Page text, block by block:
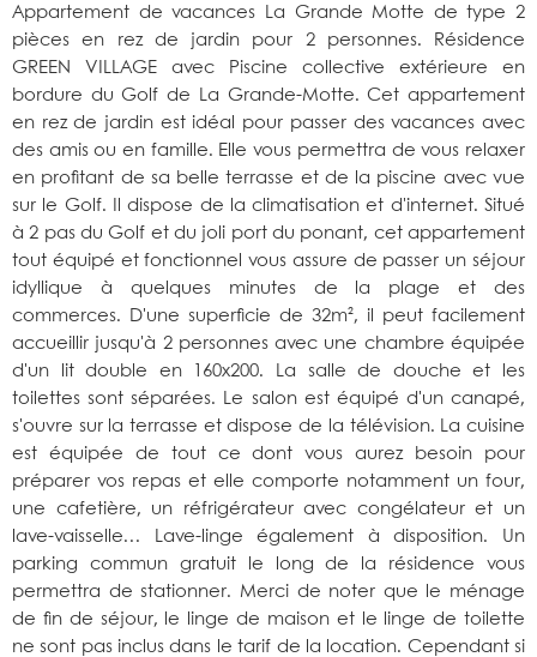
Appartement de vacances La Grande Motte de type 2
pièces en rez de jardin pour 2 personnes. Résidence
GREEN VILLAGE avec Piscine collective extérieure en
bordure du Golf de La Grande-Motte. Cet appartement
en rez de jardin est idéal pour passer des vacances avec
des amis ou en famille. Elle vous permettra de vous relaxer
en profitant de sa belle terrasse et de la piscine avec vue
sur le Golf. Il dispose de la climatisation et d'internet. Situé
à 2 pas du Golf et du joli port du ponant, cet appartement
tout équipé et fonctionnel vous assure de passer un séjour
idyllique à quelques minutes de la plage et des
commerces. D'une superficie de 32m², il peut facilement
accueillir jusqu'à 2 personnes avec une chambre équipée
d'un lit double en 160x200. La salle de douche et les
toilettes sont séparées. Le salon est équipé d'un canapé,
s'ouvre sur la terrasse et dispose de la télévision. La cuisine
est équipée de tout ce dont vous aurez besoin pour
préparer vos repas et elle comporte notamment un four,
une cafetière, un réfrigérateur avec congélateur et un
lave-vaisselle… Lave-linge également à disposition. Un
parking commun gratuit le long de la résidence vous
permettra de stationner. Merci de noter que le ménage
de fin de séjour, le linge de maison et le linge de toilette
ne sont pas inclus dans le tarif de la location. Cependant si